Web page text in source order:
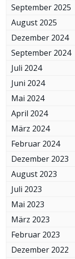
September 2025
August 2025
Dezember 2024
September 2024
Juli 2024
Juni 2024
Mai 2024
April 2024
März 2024
Februar 2024
Dezember 2023
August 2023
Juli 2023
Mai 2023
März 2023
Februar 2023
Dezember 2022